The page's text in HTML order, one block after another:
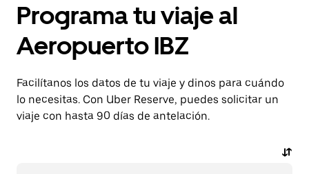
Programa tu viaje al
Aeropuerto IBZ
Facilítanos los datos de tu viaje y dinos para cuándo
lo necesitas. Con Uber Reserve, puedes solicitar un
viaje con hasta 90 días de antelación.